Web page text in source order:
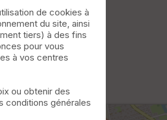
de cookies à
du site, ainsi
tiers) à des fins
pour vous
à vos centres
ou obtenir des
conditions générales